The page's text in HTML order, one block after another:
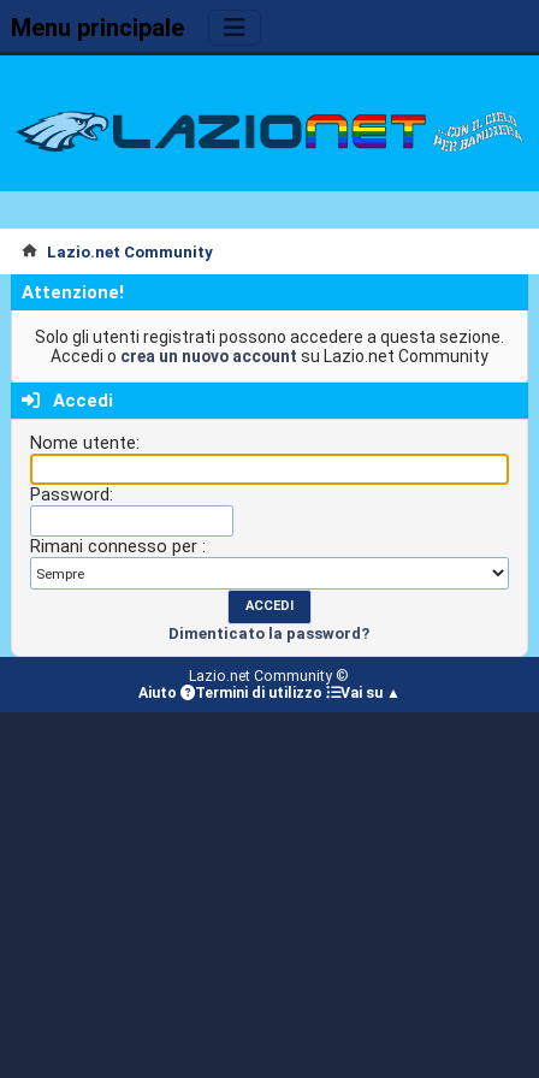
Menu principale
Lazio.net Community
Attenzione!
Solo gli utenti registrati possono accedere a questa sezione.
Accedi o crea un nuovo account su Lazio.net Community
Accedi
Nome utente:
Password:
Rimani connesso per :
Dimenticato la password?
Lazio.net Community ©
Aiuto
Termini di utilizzo Vai su ▲